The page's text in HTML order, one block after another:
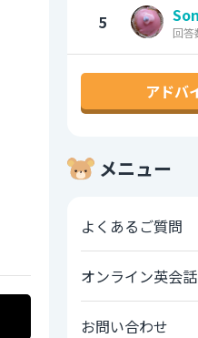
5 回答
アドバ
メニュー
よくあるご質問
オンライン英会
お問い合わせ